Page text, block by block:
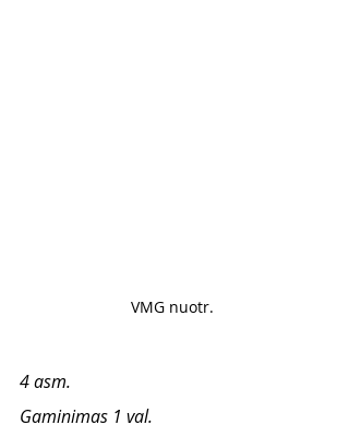
VMG nuotr.
4 asm.
Gaminimas 1 val.